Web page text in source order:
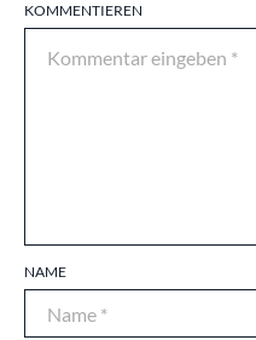
KOMMENTIEREN
NAME